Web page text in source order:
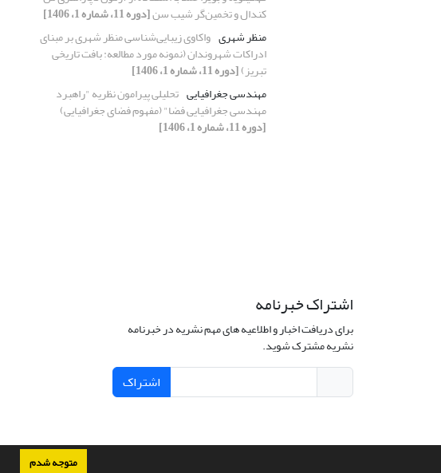
متوجه شدم
کندال و تخمین‌گر شیب سن[دوره 11، شماره 1، 1406]
منظر شهری واکاوی زیبایی‌شناسی منظر شهری بر مبنای
ادراکات شهروندان (نمونه مورد مطالعه: بافت تاریخی
تبریز)[دوره 11، شماره 1، 1406]
مهندسی جغرافیایی تحلیلی پیرامون نظریه "راهبرد
مهندسی جغرافیایی فضا" (مفهوم فضای جغرافیایی)
[دوره 11، شماره 1، 1406]
اشتراک خبرنامه
برای دریافت اخبار و اطلاعیه های مهم نشریه در خبرنامه
نشریه مشترک شوید.
اشتراک